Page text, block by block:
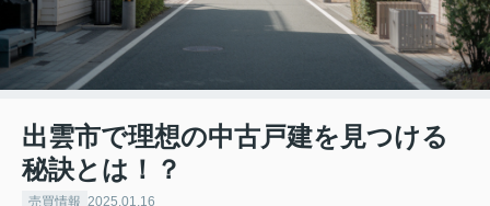
出雲市で理想の中古戸建を見つける
秘訣とは！？
売買情報 2025.01.16